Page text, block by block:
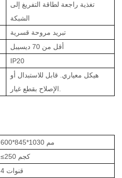
تغذية راجعة لطاقة التفريغ إلى
الشبكة
تبريد مروحة قسرية
أقل من 70 ديسيبل
IP20
هيكل معياري. قابل للاستبدال أو
الإصلاح بقطع غيار.
600*845*1030 مم
≤25
0 كجم
4 قنوات